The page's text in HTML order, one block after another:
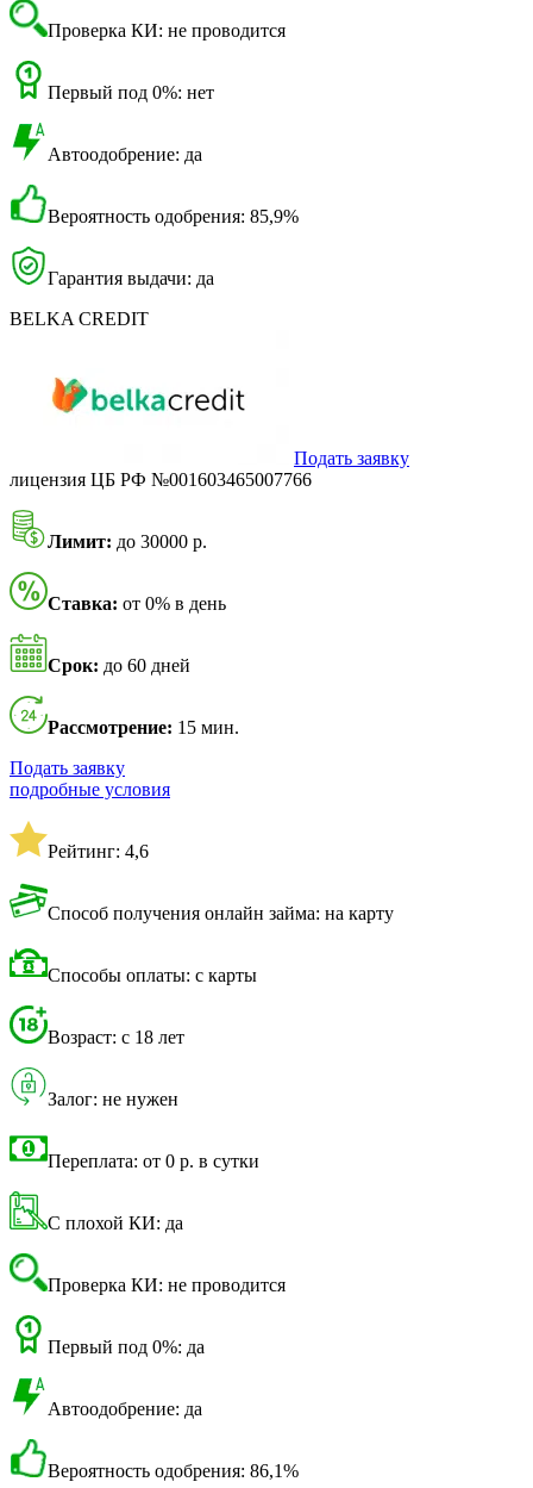
Проверка КИ: не проводится
Первый под 0%: нет
Автоодобрение: да
Вероятность одобрения: 85,9%
Гарантия выдачи: да
BELKA CREDIT
Подать заявку
лицензия ЦБ РФ №001603465007766
Лимит: до 30000 р.
Ставка: от 0% в день
Срок: до 60 дней
Рассмотрение: 15 мин.
Подать заявку
подробные условия
Рейтинг: 4,6
Способ получения онлайн займа: на карту
Способы оплаты: с карты
Возраст: с 18 лет
Залог: не нужен
Переплата: от 0 р. в сутки
С плохой КИ: да
Проверка КИ: не проводится
Первый под 0%: да
Автоодобрение: да
Вероятность одобрения: 86,1%